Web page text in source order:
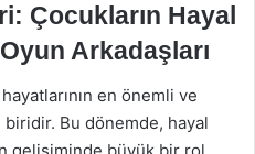
Çocukların Hayal
Arkadaşları
en önemli ve
Bu dönemde, hayal
gelişiminde büyük bir rol